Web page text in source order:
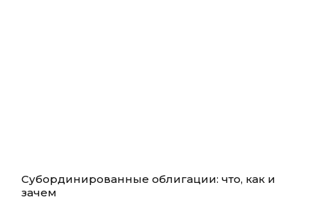
Субординированные облигации: что, как и
зачем